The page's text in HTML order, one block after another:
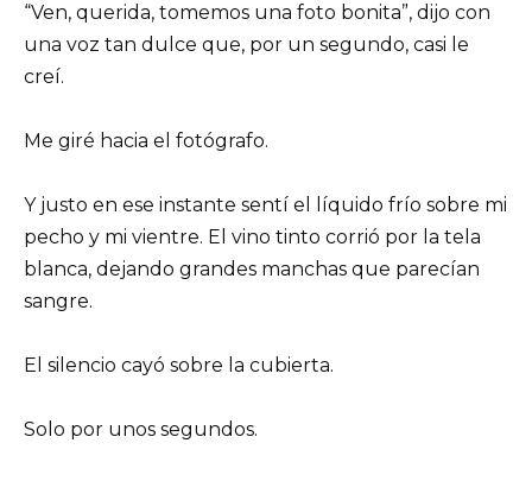
“Ven, querida, tomemos una foto bonita”, dijo con
una voz tan dulce que, por un segundo, casi le
creí.
Me giré hacia el fotógrafo.
Y justo en ese instante sentí el líquido frío sobre mi
pecho y mi vientre. El vino tinto corrió por la tela
blanca, dejando grandes manchas que parecían
sangre.
El silencio cayó sobre la cubierta.
Solo por unos segundos.